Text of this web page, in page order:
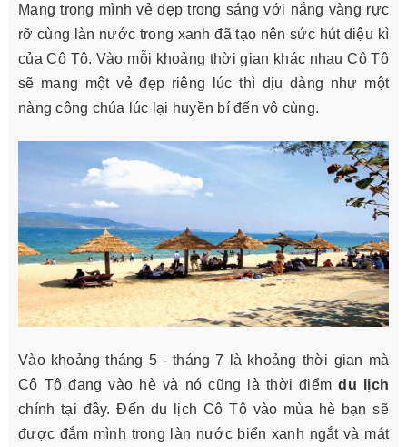
Mang trong mình vẻ đẹp trong sáng với nắng vàng rực
rỡ cùng làn nước trong xanh đã tạo nên sức hút diệu kì
của Cô Tô. Vào mỗi khoảng thời gian khác nhau Cô Tô
sẽ mang một vẻ đẹp riêng lúc thì dịu dàng như một
nàng công chúa lúc lại huyền bí đến vô cùng.
Vào khoảng tháng 5 - tháng 7 là khoảng thời gian mà
Cô Tô đang vào hè và nó cũng là thời điểmdu lịch
chính tại đây. Đến du lịch Cô Tô vào mùa hè bạn sẽ
được đắm mình trong làn nước biển xanh ngắt và mát